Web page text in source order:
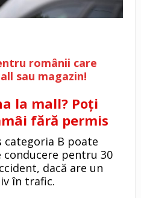
românii care
sau magazin!
la mall? Poți
fără permis
categoria B poate
pentru 30
dacă are un
în trafic.